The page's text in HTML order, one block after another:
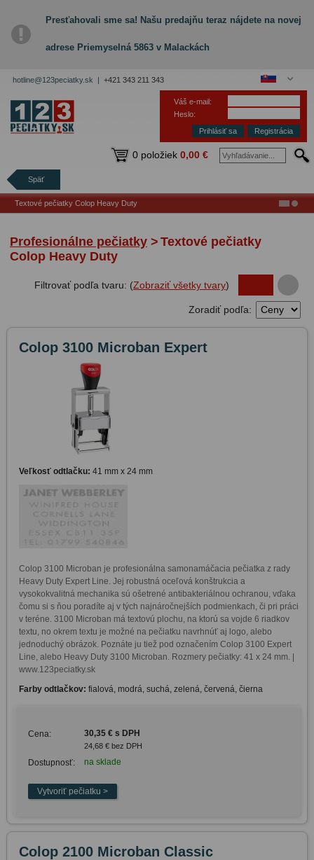
Presťahovali sme sa! Našu predajňu teraz nájdete na novej
adrese Priemyselná 5863 v Malackách
hotline@123peciatky.sk | +421 343 211 343
Váš e-mail:
Heslo:
Registrácia
0 položiek 0,00 €
Späť
Textové pečiatky Colop Heavy Duty
Profesionálne pečiatky> Textové pečiatky
Colop Heavy Duty
Filtrovať podľa tvaru: (Zobraziť všetky tvary)
Zoradiť podľa:
Colop 3100 Microban Expert
Veľkosť odtlačku: 41 mm x 24 mm
Colop 3100 Microban je profesionálna samonamáčacia pečiatka z rady
Heavy Duty Expert Line. Jej robustná oceľová konštrukcia a
vysokokvalitná mechanika sú ošetrené antibakteriálnou ochranou, vďaka
čomu si s ňou poradíte aj v tých najnáročnejších podmienkach, či pri práci
v teréne. 3100 Microban má textovú plochu, na ktorú sa vojde 6 riadkov
textu, no okrem textu je možné na pečiatku navrhnúť aj logo, alebo
jednoduchý obrázok. Poznáte ju tiež pod označením Colop 3100 Expert
Line, alebo Heavy Duty 3100 Microban. Rozmery pečiatky: 41 x 24 mm. |
www.123peciatky.sk
Farby odtlačkov: fialová, modrá, suchá, zelená, červená, čierna
Cena: 30,35 € s DPH
24,68 € bez DPH
Dostupnosť: na sklade
Colop 2100 Microban Classic